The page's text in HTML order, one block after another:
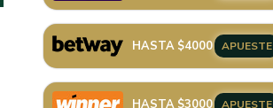
HASTA $4000 APUESTE
HASTA $3000 APUESTE